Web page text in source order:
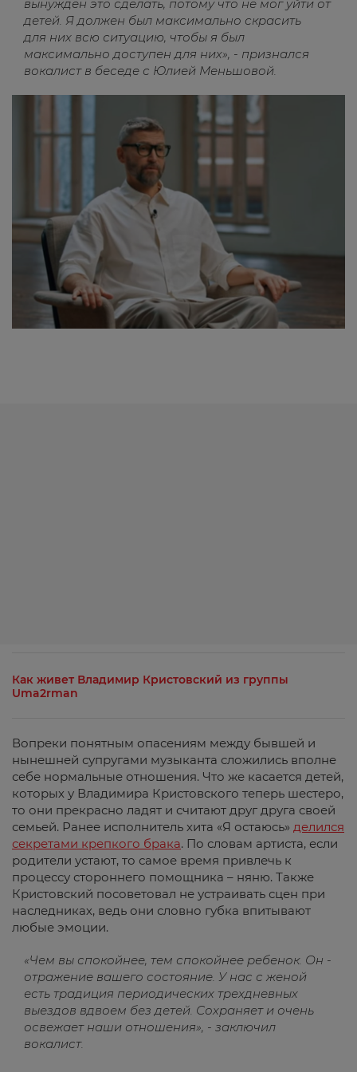
вынужден это сделать, потому что не мог уйти от
детей. Я должен был максимально скрасить
для них всю ситуацию, чтобы я был
максимально доступен для них», - признался
вокалист в беседе с Юлией Меньшовой.
Как живет Владимир Кристовский из группы
Uma2rman
Вопреки понятным опасениям между бывшей и
нынешней супругами музыканта сложились вполне
себе нормальные отношения. Что же касается детей,
которых у Владимира Кристовского теперь шестеро,
то они прекрасно ладят и считают друг друга своей
семьей. Ранее исполнитель хита «Я остаюсь» делился
секретами крепкого брака. По словам артиста, если
родители устают, то самое время привлечь к
процессу стороннего помощника – няню. Также
Кристовский посоветовал не устраивать сцен при
наследниках, ведь они словно губка впитывают
любые эмоции.
«Чем вы спокойнее, тем спокойнее ребенок. Он -
отражение вашего состояние. У нас с женой
есть традиция периодических трехдневных
выездов вдвоем без детей. Сохраняет и очень
освежает наши отношения», - заключил
вокалист.